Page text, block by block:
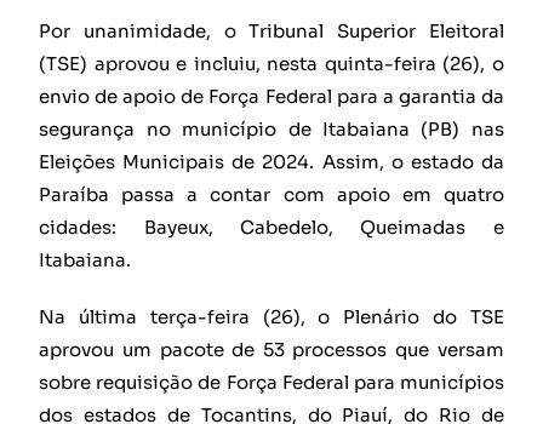
Por unanimidade, o Tribunal Superior Eleitoral
(TSE) aprovou e incluiu, nesta quinta-feira (26), o
envio de apoio de Força Federal para a garantia da
segurança no município de Itabaiana (PB) nas
Eleições Municipais de 2024. Assim, o estado da
Paraíba passa a contar com apoio em quatro
cidades: Bayeux, Cabedelo, Queimadas e
Itabaiana.
Na última terça-feira (26), o Plenário do TSE
aprovou um pacote de 53 processos que versam
sobre requisição de Força Federal para municípios
dos estados de Tocantins, do Piauí, do Rio de